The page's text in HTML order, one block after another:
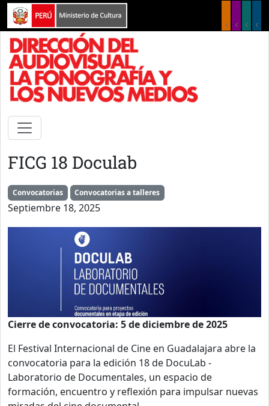
Pasar al contenido principal
FICG 18 Doculab
Convocatorias Convocatorias a talleres
Septiembre 18, 2025
Cierre de convocatoria: 5 de diciembre de 2025
El Festival Internacional de Cine en Guadalajara abre la
convocatoria para la edición 18 de DocuLab -
Laboratorio de Documentales, un espacio de
formación, encuentro y reflexión para impulsar nuevas